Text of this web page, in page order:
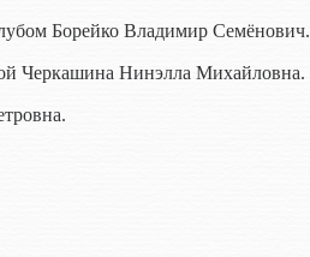
Борейко Владимир Семёнович.
Черкашина Нинэлла Михайловна.